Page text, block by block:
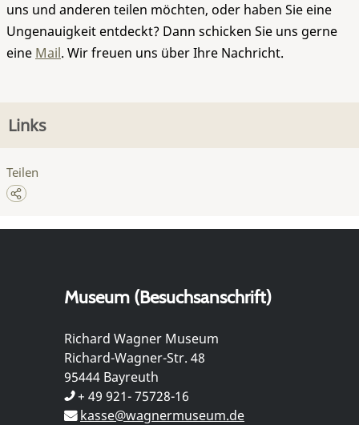
uns und anderen teilen möchten, oder haben Sie eine
Ungenauigkeit entdeckt? Dann schicken Sie uns gerne
eine Mail. Wir freuen uns über Ihre Nachricht.
Links
Teilen
Museum (Besuchsanschrift)
Richard Wagner Museum
Richard-Wagner-Str. 48
95444 Bayreuth
+ 49 921- 75728-16
kasse@wagnermuseum.de